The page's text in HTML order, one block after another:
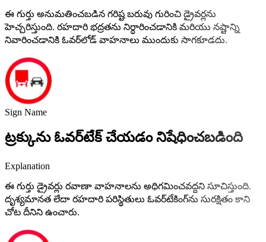
ఈ గుర్తు అనుమతించబడిన గరిష్ట బరువు గురించి డ్రైవర్లను
హెచ్చరిస్తుంది. రహదారి భద్రతను నిర్ధారించడానికి మరియు నష్టాన్ని
నివారించడానికి ఓవర్‌లోడ్ వాహనాలు ముందుకు సాగకూడదు.
Sign Name
ట్రక్కును ఓవర్‌టేక్ చేయడం నిషేధించబడింది
Explanation
ఈ గుర్తు డ్రైవర్లు రవాణా వాహనాలను అధిగమించవద్దని సూచిస్తుంది.
దృశ్యమానత లేదా రహదారి పరిస్థితులు ఓవర్‌టేకింగ్‌ను సురక్షితం కాని
చోట దీనిని ఉంచారు.